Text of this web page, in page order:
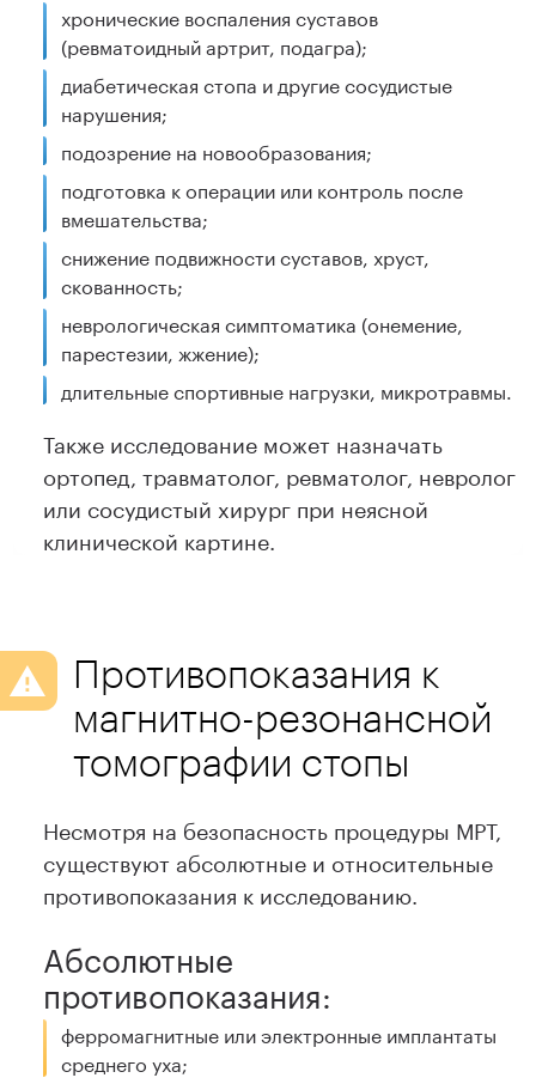
хронические воспаления суставов
(ревматоидный артрит, подагра);
диабетическая стопа и другие сосудистые
нарушения;
подозрение на новообразования;
подготовка к операции или контроль после
вмешательства;
снижение подвижности суставов, хруст,
скованность;
неврологическая симптоматика (онемение,
парестезии, жжение);
длительные спортивные нагрузки, микротравмы.
Также исследование может назначать
ортопед, травматолог, ревматолог, невролог
или сосудистый хирург при неясной
клинической картине.
Противопоказания к
магнитно-резонансной
томографии стопы
Несмотря на безопасность процедуры МРТ,
существуют абсолютные и относительные
противопоказания к исследованию.
Абсолютные
противопоказания:
ферромагнитные или электронные имплантаты
среднего уха;